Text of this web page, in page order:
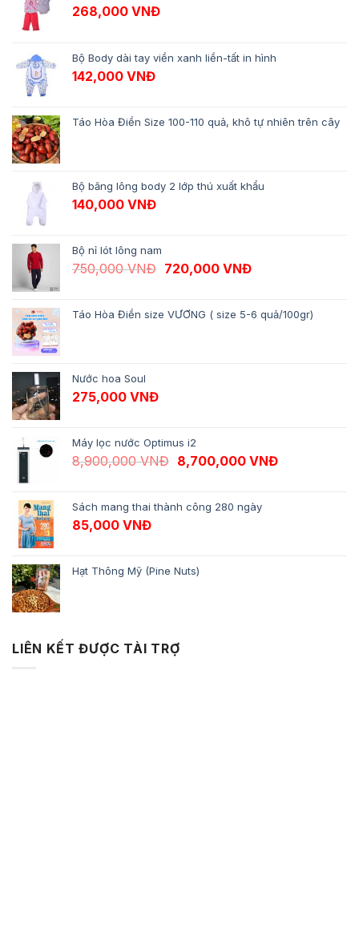
268,000 VNĐ
Bộ Body dài tay viền xanh liền-tất in hình
142,000 VNĐ
Táo Hòa Điền Size 100-110 quả, khô tự nhiên trên cây
Bộ băng lông body 2 lớp thú xuất khẩu
140,000 VNĐ
Bộ nỉ lót lông nam
750,000VNĐ Giá gốc là: 750,000 VNĐ.
720,000 VNĐGiá hiện tại là:
Táo Hòa Điền size VƯƠNG ( size 5-6 quả/100gr)
Nước hoa Soul
275,000 VNĐ
Máy lọc nước Optimus i2
8,900,000VNĐ Giá gốc là: 8,900,000 VNĐ.
8,700,000 VNĐGiá hiện tại
Sách mang thai thành công 280 ngày
85,000 VNĐ
Hạt Thông Mỹ (Pine Nuts)
LIÊN KẾT ĐƯỢC TÀI TRỢ